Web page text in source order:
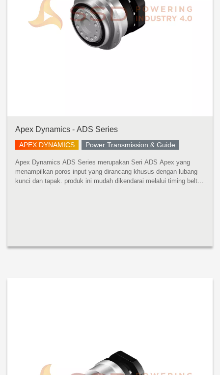
Apex Dynamics - ADS Series
APEX DYNAMICS Power Transmission & Guide
Apex Dynamics ADS Series merupakan Seri ADS Apex yang
menampilkan poros input yang dirancang khusus dengan lubang
kunci dan tapak. produk ini mudah dikendarai melalui timing belt